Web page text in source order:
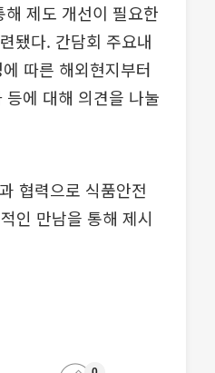
제도 개선이 필요한
됐다. 간담회 주요내
따른 해외현지부터
에 대해 의견을 나눌
협력으로 식품안전
인 만남을 통해 제시